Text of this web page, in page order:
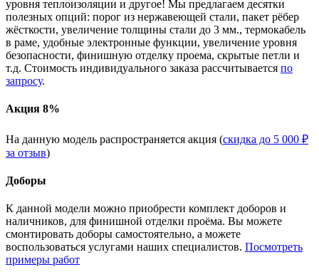
уровня теплоизоляции и другое! Мы предлагаем десятки
полезных опций: порог из нержавеющей стали, пакет рёбер
жёсткости, увеличение толщины стали до 3 мм., термокабель
в раме, удобные электронные функции, увеличение уровня
безопасности, финишную отделку проема, скрытые петли и
т.д. Стоимость индивидуального заказа рассчитывается по
запросу.
Акция 8%
На данную модель распространяется акция (скидка до 5 000 ₽
за отзыв)
Доборы
К данной модели можно приобрести комплект доборов и
наличников, для финишной отделки проёма. Вы можете
смонтировать доборы самостоятельно, а можете
воспользоваться услугами наших специалистов. Посмотреть
примеры работ